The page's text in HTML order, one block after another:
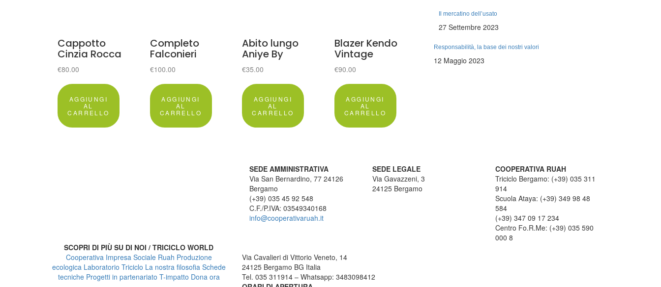
Cappotto
Cinzia Rocca
€80.00
AGGIUNGI
AL
CARRELLO
Completo
Falconieri
€100.00
AGGIUNGI
AL
CARRELLO
Abito lungo
Aniye By
€35.00
AGGIUNGI
AL
CARRELLO
Blazer Kendo
Vintage
€90.00
AGGIUNGI
AL
CARRELLO
Il mercatino dell’usato
27 Settembre 2023
Responsabilità, la base dei nostri valori
12 Maggio 2023
SEDE AMMINISTRATIVA
Via San Bernardino, 77 24126
Bergamo
(+39) 035 45 92 548
C.F./P.IVA: 03549340168
info@cooperativaruah.it
SEDE LEGALE
Via Gavazzeni, 3
24125 Bergamo
COOPERATIVA RUAH
Triciclo Bergamo: (+39) 035 311
914
Scuola Ataya: (+39) 349 98 48
584
(+39) 347 09 17 234
Centro Fo.R.Me: (+39) 035 590
000 8
SCOPRI DI PIÙ SU DI NOI / TRICICLO WORLD
Cooperativa Impresa Sociale Ruah Produzione
ecologica Laboratorio Triciclo La nostra filosofia Schede
tecniche Progetti in partenariato T-impatto Dona ora
Via Cavalieri di Vittorio Veneto, 14
24125 Bergamo BG Italia
Tel. 035 311914 – Whatsapp: 3483098412